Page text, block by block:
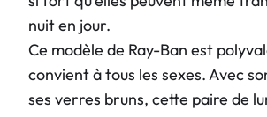
nuit en jour.
Ce modèle de Ray-Ban est
convient à tous les sexes. Avec
ses verres bruns, cette paire de